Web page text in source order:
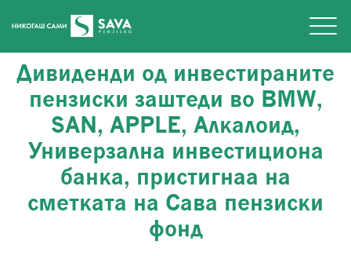
Дивиденди од инвестираните
пензиски заштеди во BMW,
SAN, APPLE, Алкалоид,
Универзална инвестициона
банка, пристигнаа на
сметкaтa на Сава пензиски
фонд